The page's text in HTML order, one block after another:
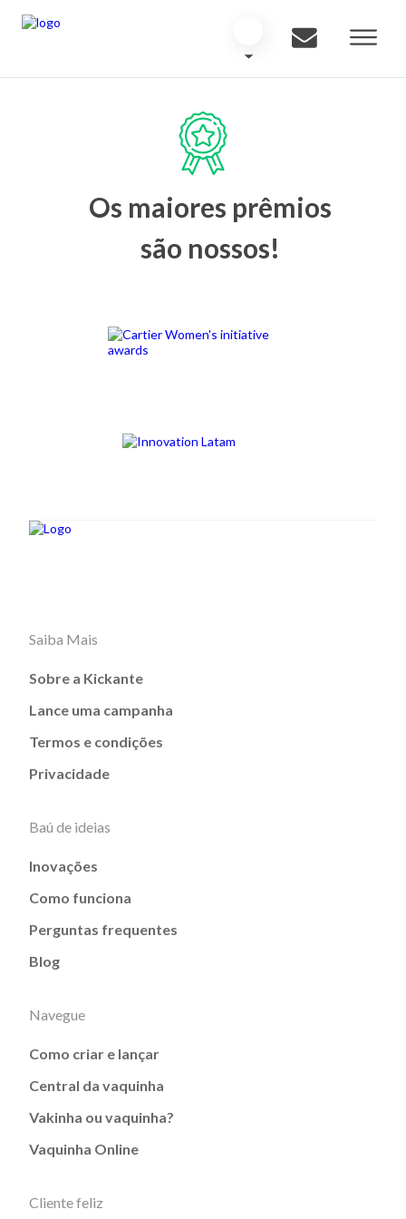
Os maiores prêmios
são nossos!
Saiba Mais
Sobre a Kickante
Lance uma campanha
Termos e condições
Privacidade
Baú de ideias
Inovações
Como funciona
Perguntas frequentes
Blog
Navegue
Como criar e lançar
Central da vaquinha
Vakinha ou vaquinha?
Vaquinha Online
Cliente feliz